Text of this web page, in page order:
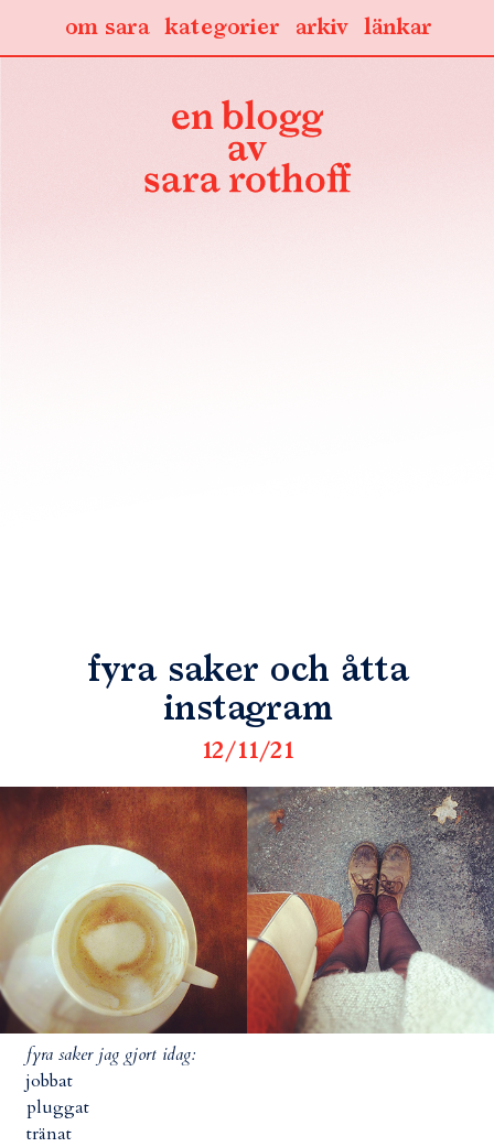
länkar
arkiv
kategorier
om sara
fyra saker och åtta
instagram
12/11/21
fyra saker jag gjort idag:
jobbat
pluggat
tränat